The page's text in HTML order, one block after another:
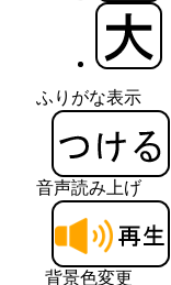
ふりがな表示
音声読み上げ
背景色変更